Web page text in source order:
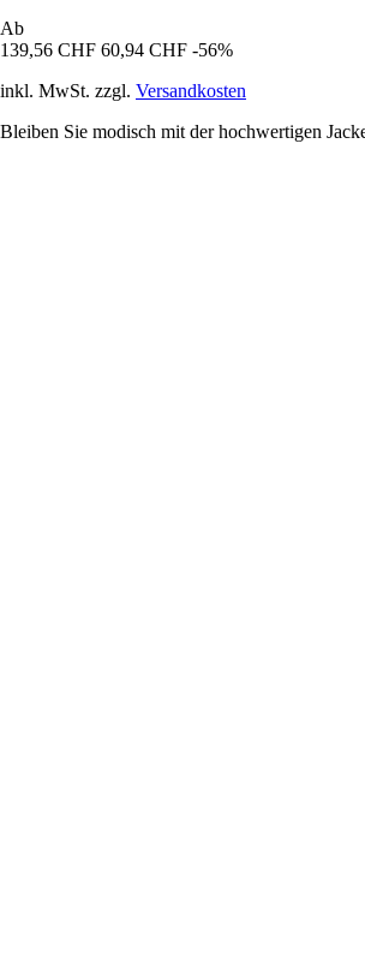
Ab
139,56 CHF 60,94 CHF -56%
inkl. MwSt. zzgl. Versandkosten
Bleiben Sie modisch mit der hochwertigen